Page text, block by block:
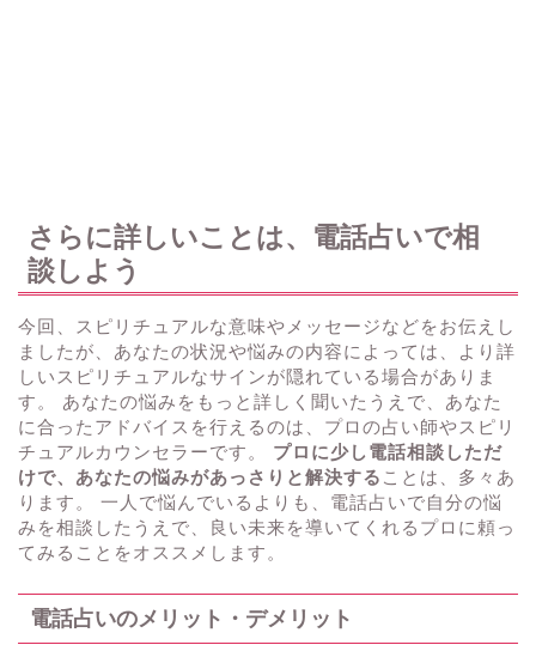
さらに詳しいことは、電話占いで相
談しよう
今回、スピリチュアルな意味やメッセージなどをお伝えし
ましたが、あなたの状況や悩みの内容によっては、より詳
しいスピリチュアルなサインが隠れている場合がありま
す。 あなたの悩みをもっと詳しく聞いたうえで、あなた
に合ったアドバイスを行えるのは、プロの占い師やスピリ
チュアルカウンセラーです。 プロに少し電話相談しただ
けで、あなたの悩みがあっさりと解決する ことは、多々あ
ります。 一人で悩んでいるよりも、電話占いで自分の悩
みを相談したうえで、良い未来を導いてくれるプロに頼っ
てみることをオススメします。
電話占いのメリット・デメリット